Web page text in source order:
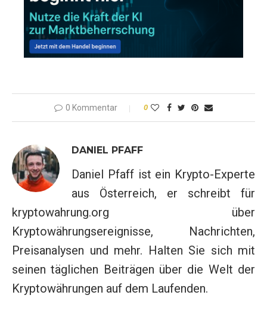
0 Kommentar 0
DANIEL PFAFF
Daniel Pfaff ist ein Krypto-Experte
aus Österreich, er schreibt für
kryptowahrung.org über
Kryptowährungsereignisse, Nachrichten,
Preisanalysen und mehr. Halten Sie sich mit
seinen täglichen Beiträgen über die Welt der
Kryptowährungen auf dem Laufenden.